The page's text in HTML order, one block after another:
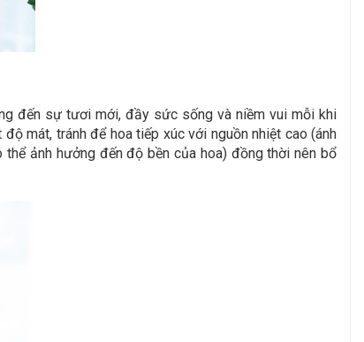
đến sự tươi mới, đầy sức sống và niềm vui mỗi khi
mát, tránh để hoa tiếp xúc với nguồn nhiệt cao (ánh
ảnh hưởng đến độ bền của hoa) đồng thời nên bổ